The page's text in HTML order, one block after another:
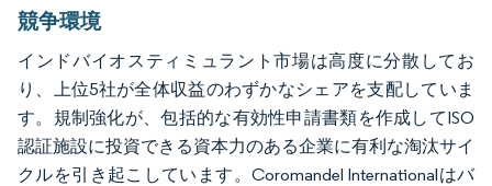
競争環境
インドバイオスティミュラント市場は高度に分散してお
り、上位5社が全体収益のわずかなシェアを支配していま
す。規制強化が、包括的な有効性申請書類を作成してISO
認証施設に投資できる資本力のある企業に有利な淘汰サイ
クルを引き起こしています。Coromandel Internationalはバ